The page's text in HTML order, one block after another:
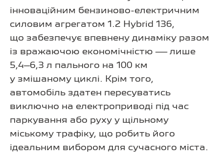
інноваційним бензиново-електричним
силовим агрегатом 1.2 Hybrid 136,
що забезпечує впевнену динаміку разом
із вражаючою економічністю — лише
5,4–6,3 л пального на 100 км
у змішаному циклі. Крім того,
автомобіль здатен пересуватись
виключно на електроприводі під час
паркування або руху у щільному
міському трафіку, що робить його
ідеальним вибором для сучасного міста.